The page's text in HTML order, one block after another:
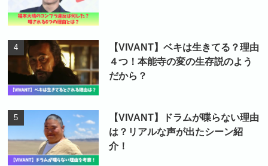
【VIVANT】ベキは生きてる？理由
４つ！本能寺の変の生存説のよう
だから？
【VIVANT】ドラムが喋らない理由
は？リアルな声が出たシーン紹
介！